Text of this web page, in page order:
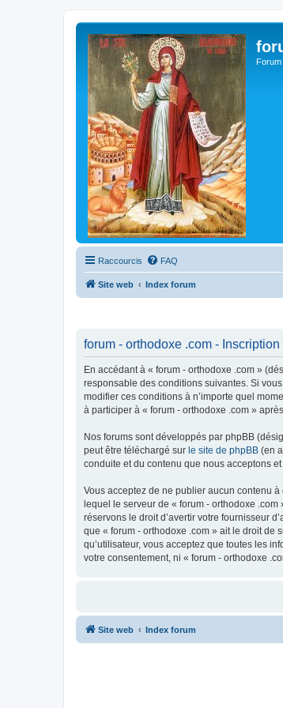
Raccourcis FAQ
Site web Index forum
forum - orthodoxe .com - Inscription
En accédant à « forum - orthodoxe .com »
responsable des conditions suivantes. Si
modifier ces conditions à n’importe quel
à participer à « forum - orthodoxe .com »
Nos forums sont développés par phpBB
peut être téléchargé sur le site de phpBB (en
conduite et du contenu que nous acceptons
Vous acceptez de ne publier aucun contenu
lequel le serveur de « forum - orthodoxe
réservons le droit d’avertir votre fournisseur
que « forum - orthodoxe .com » ait le droit de
qu’utilisateur, vous acceptez que toutes les
votre consentement, ni « forum - orthodoxe
Site web Index forum